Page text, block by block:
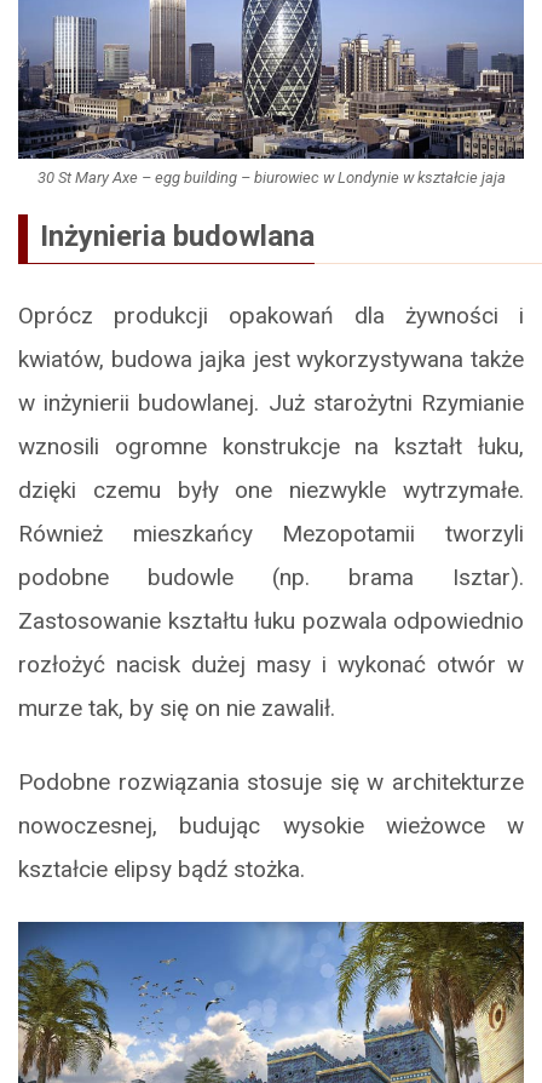
30 St Mary Axe – egg building – biurowiec w Londynie w kształcie jaja
Inżynieria budowlana
Oprócz produkcji opakowań dla żywności i
kwiatów, budowa jajka jest wykorzystywana także
w inżynierii budowlanej. Już starożytni Rzymianie
wznosili ogromne konstrukcje na kształt łuku,
dzięki czemu były one niezwykle wytrzymałe.
Również mieszkańcy Mezopotamii tworzyli
podobne budowle (np. brama Isztar).
Zastosowanie kształtu łuku pozwala odpowiednio
rozłożyć nacisk dużej masy i wykonać otwór w
murze tak, by się on nie zawalił.
Podobne rozwiązania stosuje się w architekturze
nowoczesnej, budując wysokie wieżowce w
kształcie elipsy bądź stożka.